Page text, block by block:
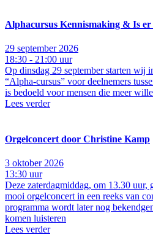
Alphacursus Kennismaking & Is er
29 september 2026
18:30 - 21:00 uur
Op dinsdag 29 september starten wij
“Alpha-cursus” voor deelnemers
is bedoeld voor mensen die meer
Lees verder
Orgelconcert door Christine Kamp
3 oktober 2026
13:30 uur
Deze zaterdagmiddag, om 13.30 uur,
mooi orgelconcert in een reeks van
programma wordt later nog
komen luisteren
Lees verder